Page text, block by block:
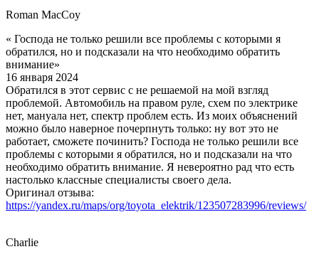
Roman MacCoy
« Господа не только решили все проблемы с которыми я
обратился, но и подсказали на что необходимо обратить
внимание»
16 января 2024
Обратился в этот сервис с не решаемой на мой взгляд
проблемой. Автомобиль на правом руле, схем по электрике
нет, мануала нет, спектр проблем есть. Из моих объяснений
можно было наверное почерпнуть только: ну вот это не
работает, сможете починить? Господа не только решили все
проблемы с которыми я обратился, но и подсказали на что
необходимо обратить внимание. Я невероятно рад что есть
настолько классные специалисты своего дела.
Оригинал отзыва:
https://yandex.ru/maps/org/toyota_elektrik/123507283996/reviews/
Charlie